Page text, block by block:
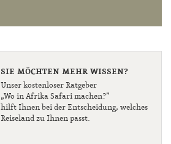
SIE MÖCHTEN MEHR WISSEN?
Unser kostenloser Ratgeber
„Wo in Afrika Safari machen?”
hilft Ihnen bei der Entscheidung, welches
Reiseland zu Ihnen passt.